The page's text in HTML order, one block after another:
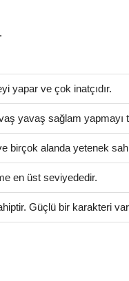
yapar ve çok inatçıdır.
yavaş sağlam yapmayı
birçok alanda yetenek
en üst seviyededir.
Güçlü bir karakteri